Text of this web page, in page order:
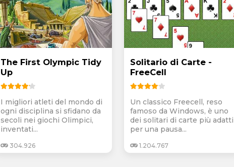
The First Olympic Tidy
Up
I migliori atleti del mondo di
ogni disciplina si sfidano da
secoli nei giochi Olimpici,
inventati...
304.926
Solitario di Carte -
FreeCell
Un classico Freecell, reso
famoso da Windows, è uno
dei solitari di carte più adatti
per una pausa...
1.204.767